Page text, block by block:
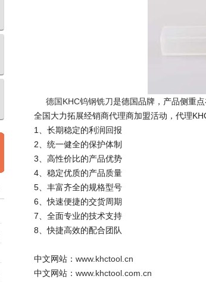
德国KHC钨钢铣刀是德国品牌，产品侧重
全国大力拓展经销商代理商加盟活动，代理
1、长期稳定的利润回报
2、统一健全的保护体制
3、高性价比的产品优势
4、稳定优质的产品质量
5、丰富齐全的规格型号
6、快速便捷的交货周期
7、全面专业的技术支持
8、快捷高效的配合团队
中文网站： www.khctool.cn
中文网站： www.khctool.com.cn